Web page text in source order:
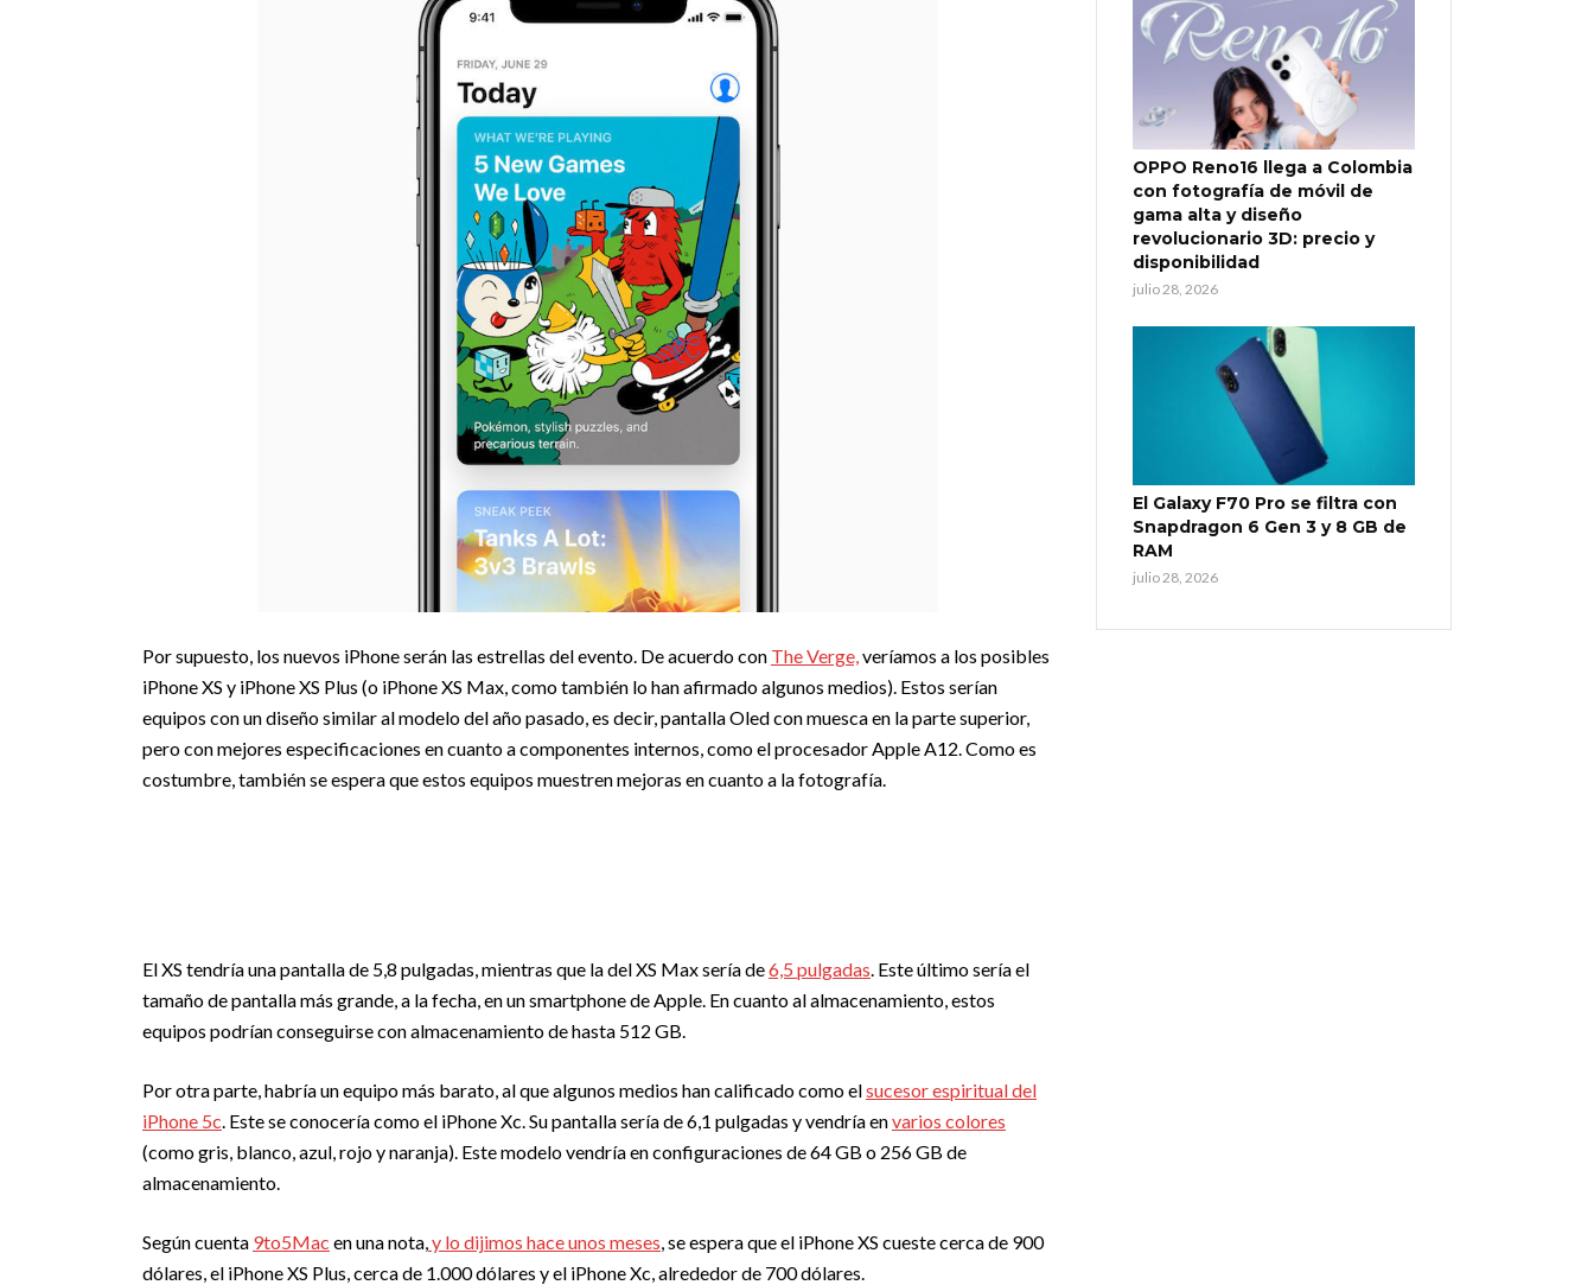
Por supuesto, los nuevos iPhone serán las estrellas del evento. De acuerdo con The Verge,veríamos a los posibles
iPhone XS y iPhone XS Plus (o iPhone XS Max, como también lo han afirmado algunos medios). Estos serían
equipos con un diseño similar al modelo del año pasado, es decir, pantalla Oled con muesca en la parte superior,
pero con mejores especificaciones en cuanto a componentes internos, como el procesador Apple A12. Como es
costumbre, también se espera que estos equipos muestren mejoras en cuanto a la fotografía.
El XS tendría una pantalla de 5,8 pulgadas, mientras que la del XS Max sería de6,5 pulgadas. Este último sería el
tamaño de pantalla más grande, a la fecha, en un smartphone de Apple. En cuanto al almacenamiento, estos
equipos podrían conseguirse con almacenamiento de hasta 512 GB.
Por otra parte, habría un equipo más barato, al que algunos medios han calificado como elsucesor espiritual del
iPhone 5c. Este se conocería como el iPhone Xc. Su pantalla sería de 6,1 pulgadas y vendría envarios colores
(como gris, blanco, azul, rojo y naranja). Este modelo vendría en configuraciones de 64 GB o 256 GB de
almacenamiento.
Según cuenta 9to5Mac en una nota,y lo dijimos hace unos meses, se espera que el iPhone XS cueste cerca de 900
dólares, el iPhone XS Plus, cerca de 1.000 dólares y el iPhone Xc, alrededor de 700 dólares.
OPPO Reno16 llega a Colombia
con fotografía de móvil de
gama alta y diseño
revolucionario 3D: precio y
disponibilidad
julio 28, 2026
El Galaxy F70 Pro se filtra con
Snapdragon 6 Gen 3 y 8 GB de
RAM
julio 28, 2026